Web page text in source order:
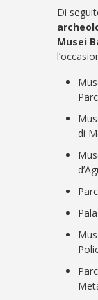
Di
Musei
di